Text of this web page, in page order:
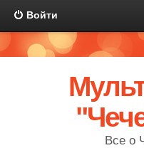
Войти
Все о